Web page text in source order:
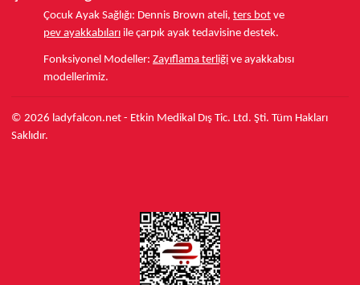
Çocuk Ayak Sağlığı: Dennis Brown ateli, ters bot ve
pev ayakkabıları ile çarpık ayak tedavisine destek.
Fonksiyonel Modeller: Zayıflama terliği ve ayakkabısı
modellerimiz.
© 2026 ladyfalcon.net - Etkin Medikal Dış Tic. Ltd. Şti. Tüm Hakları
Saklıdır.